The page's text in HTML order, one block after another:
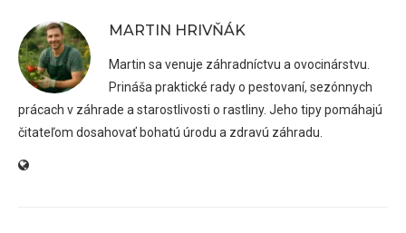
MARTIN HRIVŇÁK
Martin sa venuje záhradníctvu a ovocinárstvu.
Prináša praktické rady o pestovaní, sezónnych
prácach v záhrade a starostlivosti o rastliny. Jeho tipy pomáhajú
čitateľom dosahovať bohatú úrodu a zdravú záhradu.